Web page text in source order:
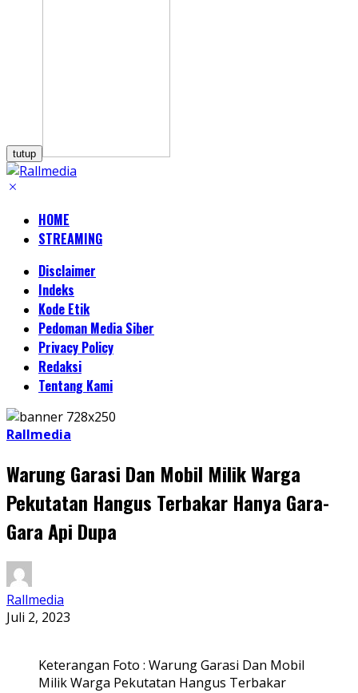
tutup
HOME
STREAMING
Disclaimer
Indeks
Kode Etik
Pedoman Media Siber
Privacy Policy
Redaksi
Tentang Kami
Rallmedia
Warung Garasi Dan Mobil Milik Warga
Pekutatan Hangus Terbakar Hanya Gara-
Gara Api Dupa
Rallmedia
Juli 2, 2023
Keterangan Foto : Warung Garasi Dan Mobil
Milik Warga Pekutatan Hangus Terbakar